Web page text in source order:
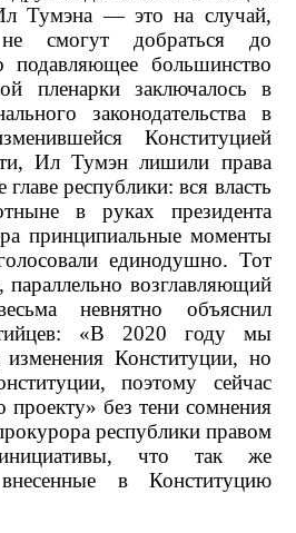
Тумэна — это на случай,
смогут добраться до
подавляющее большинство
пленарки заключалось в
законодательства в
Конституцией
Ил Тумэн лишили права
республики: вся власть
в руках президента
принципиальные моменты
единодушно. Тот
возглавляющий
невнятно объяснил
«В 2020 году мы
изменения Конституции, но
поэтому сейчас
без тени сомнения
республики правом
инициативы, что так же
в Конституцию